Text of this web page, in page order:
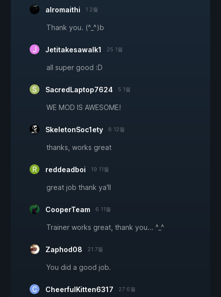
alromaithi 1 2월
Thank you. (^_^)b
Jetitakesawalk1 25 1월
all super good :D
SacredLaptop7624 5 1월
WE MOD IS AWESOME!
SkeletonSoc1ety 8 12월
thanks, works great
reddeadboi 19 11월
great job thank ya'll
CooperTeam 6 11월
Trainer works great, thank you... ^_^
Zaphod08 21 7월
You did a good job.
CheerfulKitten6317 27 6월